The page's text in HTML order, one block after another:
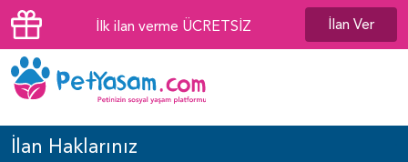
İlk ilan verme ÜCRETSİZ İlan Ver
İlan Haklarınız